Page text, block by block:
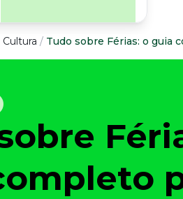
Cultura / Tudo sobre Férias: o guia